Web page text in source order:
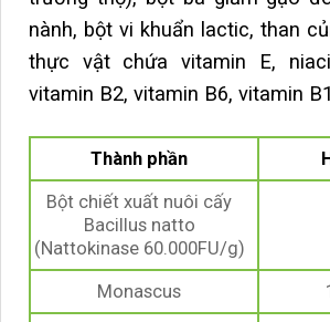
nành, bột vi khuẩn lactic, than
thực vật chứa vitamin E,
vitamin B2, vitamin B6, vitamin
Thành phần
Bột chiết xuất nuôi cấy
Bacillus natto
(Nattokinase 60.000FU/g)
Monascus